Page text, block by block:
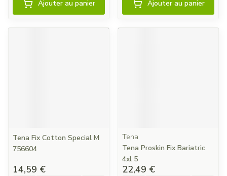
Ajouter au panier Ajouter au panier
Tena Fix Cotton Special M
756604
14,59 €
Tena
Tena Proskin Fix Bariatric
4xl 5
22,49 €